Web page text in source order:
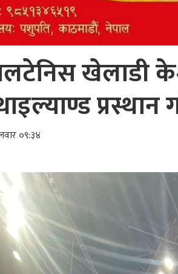
खेलाडी
०९:३४